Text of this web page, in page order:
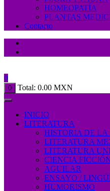
HOMEOPATÍA
PLANTAS
Contacto
0
0 Total: 0.00 MXN
INICIO
LITERATURA
HISTORIA DE LA
LITERATURA
LITERATURA
CIENCIA
AGUILAR
ENSAYO /
HUMORISMO